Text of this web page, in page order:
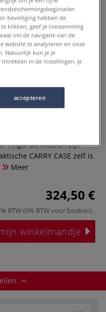
Marker ○
— 32-
van OLO™ — 32
rings. De kleuren zijn
CARRY CASE zelf is
Meer
324,50 €
BTW (6% BTW voor boeken) .
winkelmandje
beveiliging hebben de
klikken, geef je toestemming
om de navigatie van de
website te analyseren en onze
Natuurlijk kun je je
in de instellingen. Je
accepteren